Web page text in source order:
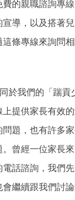
的親職諮詢專
導，以及搭著
條專線來詢問
於我們的「踹
提供家長有效
題，也有許多
曾經一位家長
話諮詢，我們
繼續跟我們討